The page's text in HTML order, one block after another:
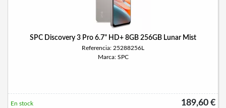
SPC Discovery 3 Pro 6.7" HD+ 8GB 256GB Lunar Mist
Referencia: 25288256L
Marca: SPC
189,60 €
En stock